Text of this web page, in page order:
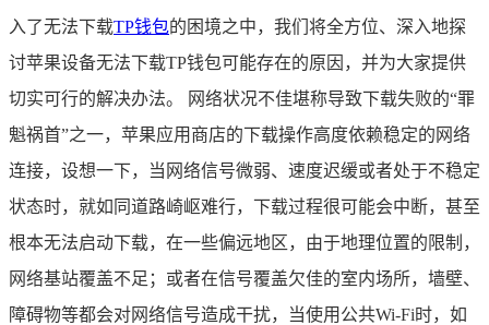
入了无法下载TP钱包的困境之中，我们将全方位、深入地探
讨苹果设备无法下载TP钱包可能存在的原因，并为大家提供
切实可行的解决办法。 网络状况不佳堪称导致下载失败的“罪
魁祸首”之一，苹果应用商店的下载操作高度依赖稳定的网络
连接，设想一下，当网络信号微弱、速度迟缓或者处于不稳定
状态时，就如同道路崎岖难行，下载过程很可能会中断，甚至
根本无法启动下载，在一些偏远地区，由于地理位置的限制，
网络基站覆盖不足；或者在信号覆盖欠佳的室内场所，墙壁、
障碍物等都会对网络信号造成干扰，当使用公共Wi-Fi时，如